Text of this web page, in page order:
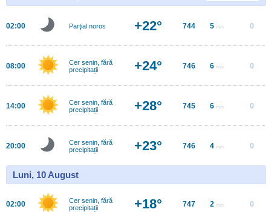
02:00 Parţial noros +22° 744 5 m/s 0
08:00
Cer senin, fără
precipitații
+24° 746 6 m/s 0
14:00
Cer senin, fără
precipitații
+28° 745 6 m/s 0
20:00
Cer senin, fără
precipitații
+23° 746 4 m/s 0
Luni, 10 August
02:00
Cer senin, fără
precipitații
+18° 747 2 m/s 0